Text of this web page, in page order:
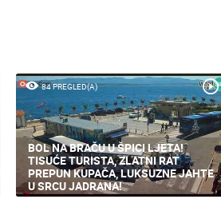
84 PREGLED(A)
BOL NA BRAČU U ŠPICI LJETA!
TISUĆE TURISTA, ZLATNI RAT
PREPUN KUPAČA, LUKSUZNE JAHTE
U SRCU JADRANA!